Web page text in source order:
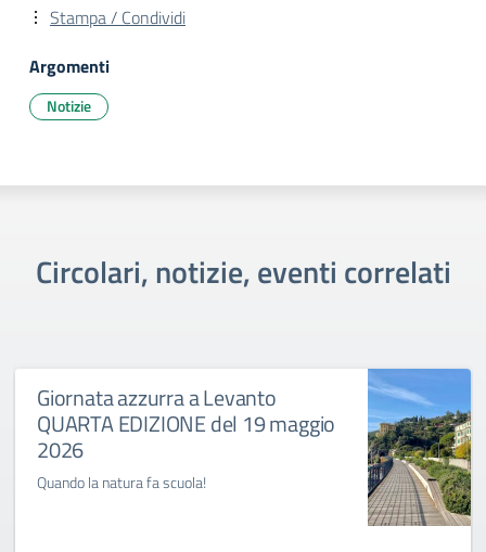
Stampa / Condividi
Argomenti
Notizie
Circolari, notizie, eventi correlati
Giornata azzurra a Levanto
QUARTA EDIZIONE del 19 maggio
2026
Quando la natura fa scuola!